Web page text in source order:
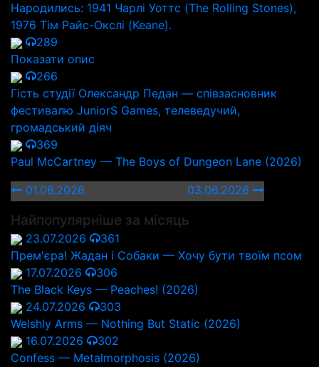
Народились: 1941 Чарлі Уоттс (The Rolling Stones),
1976 Тім Райс-Окслі (Keane).
289
Показати опис
266
Гість студії Олександр Педан — співзасновник
фестивалю JuniorS Games, телеведучий,
громадський діяч
369
Paul McCartney — The Boys of Dungeon Lane (2026)
01.06.2026
03.06.2026
Найпопулярніше за місяць
23.07.2026
361
Прем'єра! Жадан і Собаки — Хочу бути твоїм псом
17.07.2026
306
The Black Keys — Peaches! (2026)
24.07.2026
303
Welshly Arms — Nothing But Static (2026)
16.07.2026
302
Confess — Metalmorphosis (2026)